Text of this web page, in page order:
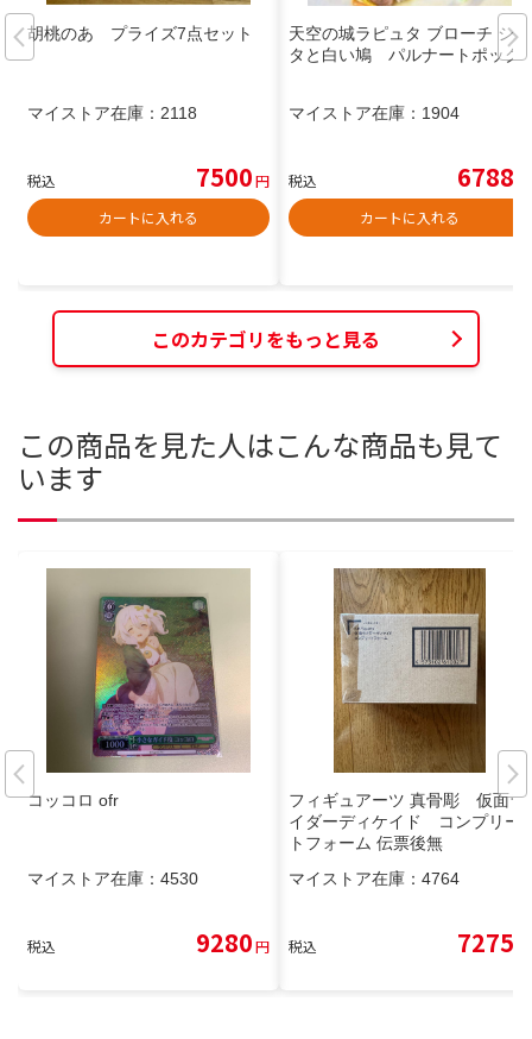
胡桃のあ プライズ7点セット
マイストア在庫： 2118
税込 7500円
カートに入れる
天空の城ラピュタ ブローチ シー
タと白い鳩 パルナートポック
マイストア在庫： 1904
税込 6788
カートに入れる
このカテゴリをもっと見る
この商品を見た人はこんな商品も見て
います
コッコロ ofr
マイストア在庫： 4530
税込 9280円
フィギュアーツ 真骨彫 仮面ラ
イダーディケイド コンプリー
トフォーム 伝票後無
マイストア在庫： 4764
税込 7275